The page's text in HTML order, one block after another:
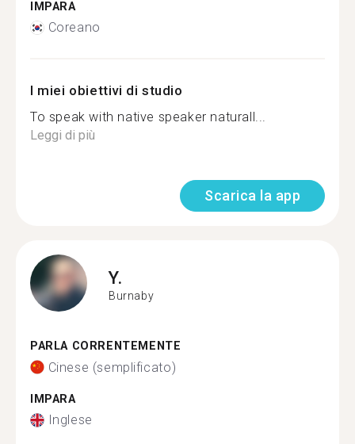
IMPARA
Coreano
I miei obiettivi di studio
To speak with native speaker naturall...
Leggi di più
Scarica la app
Y.
Burnaby
PARLA CORRENTEMENTE
Cinese (semplificato)
IMPARA
Inglese